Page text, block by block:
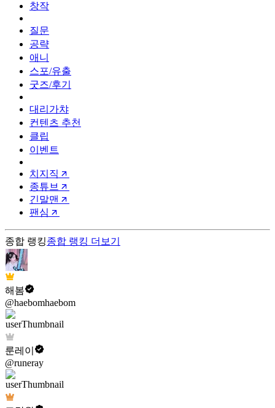
창작
질문
공략
애니
스포/유출
굿즈/후기
대리가챠
컨텐츠 추천
클립
이벤트
치지직
종튜브
긴말맨
팬심
종합 랭킹종합 랭킹 더보기
해봄
@haebomhaebom
룬레이
@runeray